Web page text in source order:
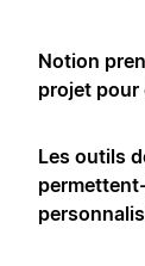
Notion
projet pour
Les outils